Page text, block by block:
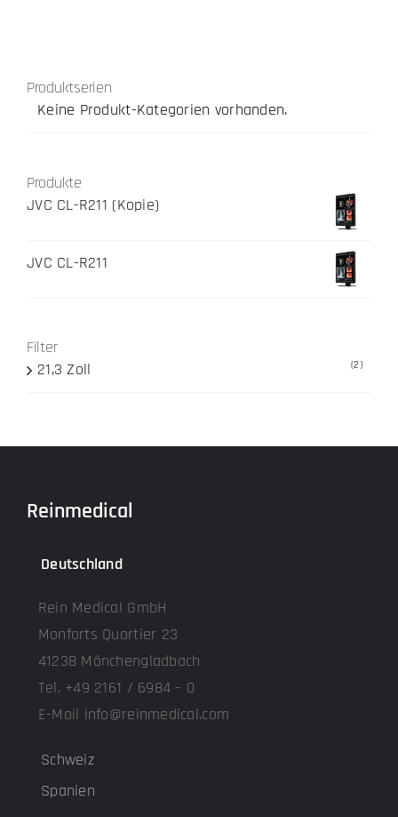
Produktserien
Keine Produkt-Kategorien vorhanden.
Produkte
JVC CL-R211 (Kopie)
JVC CL-R211
Filter
21,3 Zoll
(2)
Reinmedical
Deutschland
Rein Medical GmbH
Monforts Quartier 23
41238 Mönchengladbach
Tel. +49 2161 / 6984 – 0
E-Mail info@reinmedical.com
Schweiz
Spanien